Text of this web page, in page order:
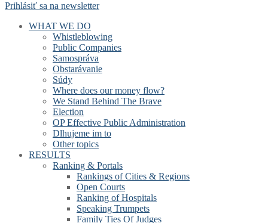
Prihlásiť sa na newsletter
WHAT WE DO
Whistleblowing
Public Companies
Samospráva
Obstarávanie
Súdy
Where does our money flow?
We Stand Behind The Brave
Election
OP Effective Public Administration
Dlhujeme im to
Other topics
RESULTS
Ranking & Portals
Rankings of Cities & Regions
Open Courts
Ranking of Hospitals
Speaking Trumpets
Family Ties Of Judges